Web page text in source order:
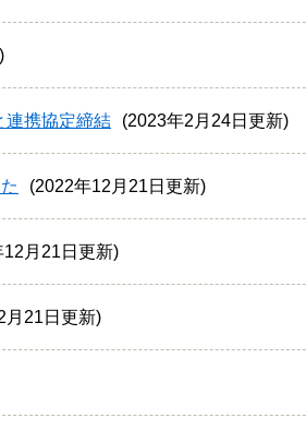
携協定締結 2023年2月24日更新
2022年12月21日更新
12月21日更新
月21日更新